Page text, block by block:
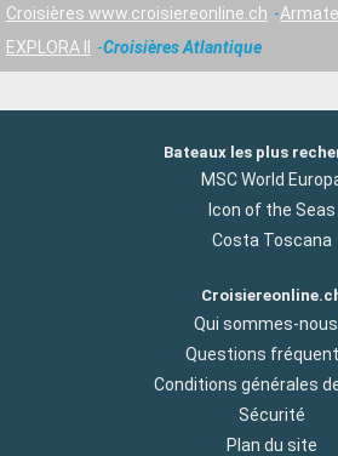
Croisières www.croisiereonline.ch
EXPLORA II
Croisières Atlantique
Bateaux les plus
MSC World
Icon of the Seas
Costa Toscana
Qui sommes-nous
Questions
Conditions générales
Sécurité
Plan du site